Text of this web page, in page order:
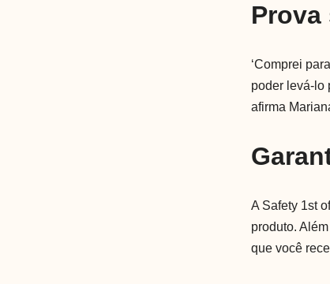
Prova
‘Comprei
poder levá-lo
afirma
A Safety 1st
produto.
que você